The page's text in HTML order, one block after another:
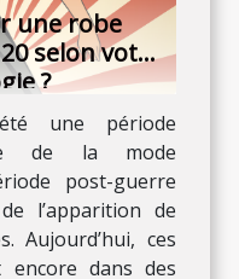
une robe
selon votre
?
une période
de la mode
post-guerre
l’apparition de
Aujourd’hui, ces
encore dans des